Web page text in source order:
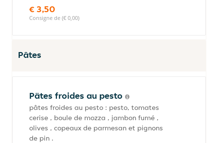
€ 3,50
Consigne de (€ 0,00)
Pâtes
Pätes froides au pesto
pâtes froides au pesto : pesto, tomates
cerise , boule de mozza , jambon fumé ,
olives , copeaux de parmesan et pignons
de pin .